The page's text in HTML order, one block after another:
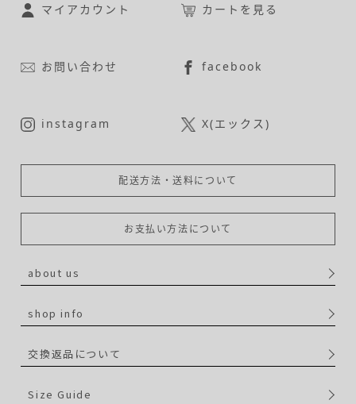
マイアカウント カートを見る
お問い合わせ facebook
instagram X(エックス)
配送方法・送料について
お支払い方法について
about us
shop info
交換返品について
Size Guide